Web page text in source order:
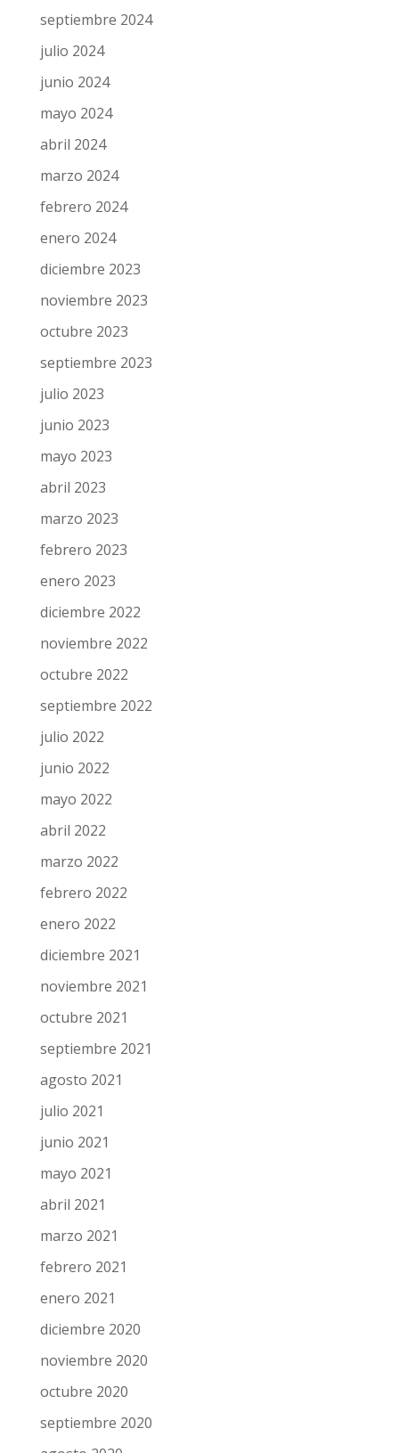
septiembre 2024
julio 2024
junio 2024
mayo 2024
abril 2024
marzo 2024
febrero 2024
enero 2024
diciembre 2023
noviembre 2023
octubre 2023
septiembre 2023
julio 2023
junio 2023
mayo 2023
abril 2023
marzo 2023
febrero 2023
enero 2023
diciembre 2022
noviembre 2022
octubre 2022
septiembre 2022
julio 2022
junio 2022
mayo 2022
abril 2022
marzo 2022
febrero 2022
enero 2022
diciembre 2021
noviembre 2021
octubre 2021
septiembre 2021
agosto 2021
julio 2021
junio 2021
mayo 2021
abril 2021
marzo 2021
febrero 2021
enero 2021
diciembre 2020
noviembre 2020
octubre 2020
septiembre 2020